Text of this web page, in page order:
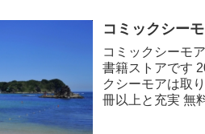
コミックシー
コミックシーモ
書籍ストアです
クシーモアは取
冊以上と充実 無